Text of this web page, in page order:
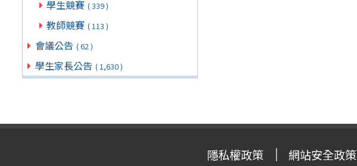
學生競賽 ( 339 )
教師競賽 ( 113 )
會議公告 ( 62 )
學生家長公告 ( 1,630 )
隱私權政策 網站安全政策